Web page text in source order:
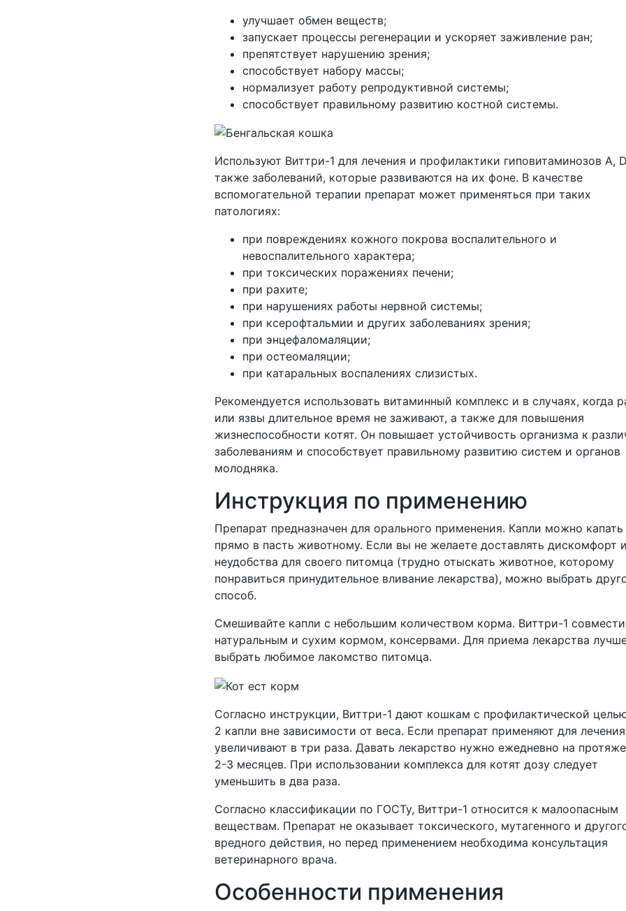
улучшает обмен веществ;
запускает процессы регенерации и ускоряет заживление ран;
препятствует нарушению зрения;
способствует набору массы;
нормализует работу репродуктивной системы;
способствует правильному развитию костной системы.
Используют Виттри-1 для лечения и профилактики гиповитаминозов A,
также заболеваний, которые развиваются на их фоне. В качестве
вспомогательной терапии препарат может применяться при таких
патологиях:
при повреждениях кожного покрова воспалительного и
невоспалительного характера;
при токсических поражениях печени;
при рахите;
при нарушениях работы нервной системы;
при ксерофтальмии и других заболеваниях зрения;
при энцефаломаляции;
при остеомаляции;
при катаральных воспалениях слизистых.
Рекомендуется использовать витаминный комплекс и в случаях, когда
или язвы длительное время не заживают, а также для повышения
жизнеспособности котят. Он повышает устойчивость организма к
заболеваниям и способствует правильному развитию систем и органов
молодняка.
Инструкция по применению
Препарат предназначен для орального применения. Капли можно капать
прямо в пасть животному. Если вы не желаете доставлять дискомфорт и
неудобства для своего питомца (трудно отыскать животное, которому
понравиться принудительное вливание лекарства), можно выбрать
способ.
Смешивайте капли с небольшим количеством корма. Виттри-1
натуральным и сухим кормом, консервами. Для приема лекарства
выбрать любимое лакомство питомца.
Согласно инструкции, Виттри-1 дают кошкам с профилактической
2 капли вне зависимости от веса. Если препарат применяют для
увеличивают в три раза. Давать лекарство нужно ежедневно на
2-3 месяцев. При использовании комплекса для котят дозу следует
уменьшить в два раза.
Согласно классификации по ГОСТу, Виттри-1 относится к малоопасным
веществам. Препарат не оказывает токсического, мутагенного и
вредного действия, но перед применением необходима консультация
ветеринарного врача.
Особенности применения